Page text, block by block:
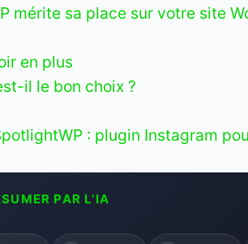
mérite sa place sur votre site
en plus
il le bon choix ?
: plugin Instagram
PAR L’IA